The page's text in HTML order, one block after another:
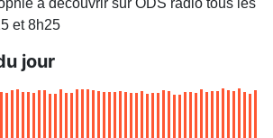
à découvrir sur ODS radio tous les
et 8h25
jour